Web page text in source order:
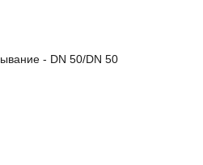
- DN 50/DN 50